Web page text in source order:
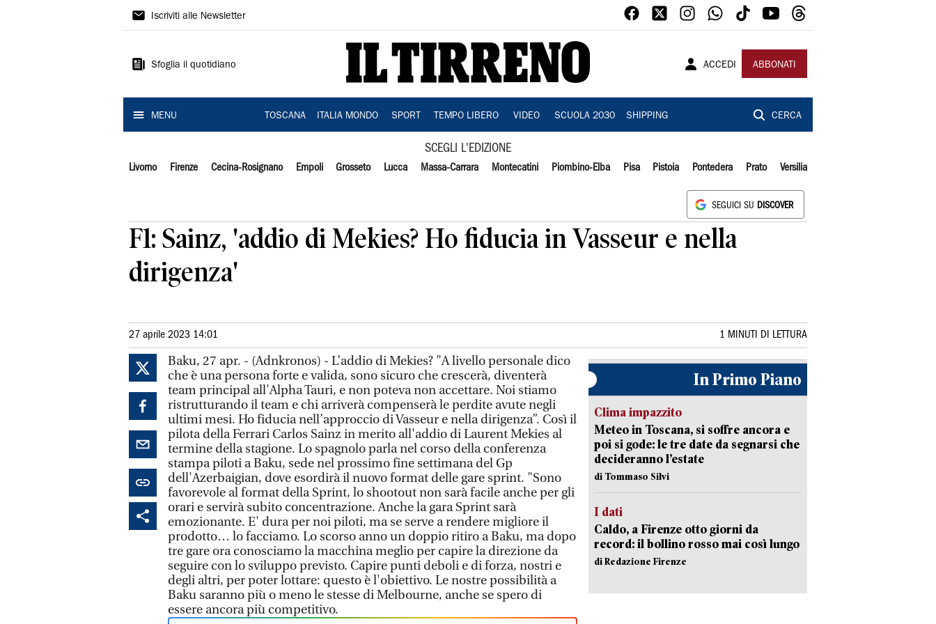
Il
Iscriviti alle Newsletter
Sfoglia il quotidiano ACCEDI ABBONATI
MENU TOSCANA ITALIA MONDO SPORT TEMPO LIBERO VIDEO SCUOLA 2030 SHIPPING CERCA
SCEGLI L'EDIZIONE
Livorno Firenze Cecina-Rosignano Empoli Grosseto Lucca Massa-Carrara Montecatini Piombino-Elba Pisa Pistoia Pontedera Prato Versilia
SEGUICI SU DISCOVER
F1: Sainz, 'addio di Mekies? Ho fiducia in Vasseur e nella
dirigenza'
27 aprile 2023 14:01 1 MINUTI DI LETTURA
Baku, 27 apr. - (Adnkronos) - L’addio di Mekies? "A livello personale dico
che è una persona forte e valida, sono sicuro che crescerà, diventerà
team principal all'Alpha Tauri, e non poteva non accettare. Noi stiamo
ristrutturando il team e chi arriverà compenserà le perdite avute negli
ultimi mesi. Ho fiducia nell’approccio di Vasseur e nella dirigenza”. Così il
pilota della Ferrari Carlos Sainz in merito all'addio di Laurent Mekies al
termine della stagione. Lo spagnolo parla nel corso della conferenza
stampa piloti a Baku, sede nel prossimo fine settimana del Gp
dell'Azerbaigian, dove esordirà il nuovo format delle gare sprint. "Sono
favorevole al format della Sprint, lo shootout non sarà facile anche per gli
orari e servirà subito concentrazione. Anche la gara Sprint sarà
emozionante. E' dura per noi piloti, ma se serve a rendere migliore il
prodotto… lo facciamo. Lo scorso anno un doppio ritiro a Baku, ma dopo
tre gare ora conosciamo la macchina meglio per capire la direzione da
seguire con lo sviluppo previsto. Capire punti deboli e di forza, nostri e
degli altri, per poter lottare: questo è l'obiettivo. Le nostre possibilità a
Baku saranno più o meno le stesse di Melbourne, anche se spero di
essere ancora più competitivo.
In Primo Piano
Clima impazzito
Meteo in Toscana, si soffre ancora e
poi si gode: le tre date da segnarsi che
decideranno l’estate
di Tommaso Silvi
I dati
Caldo, a Firenze otto giorni da
record: il bollino rosso mai così lungo
di Redazione Firenze